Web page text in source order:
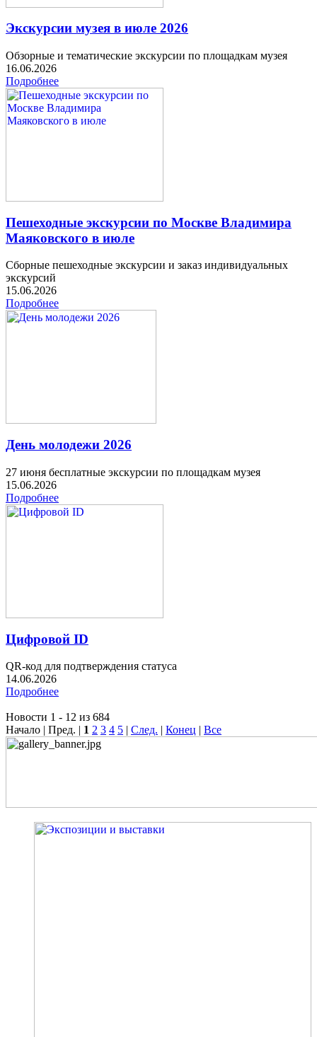
Экскурсии музея в июле 2026
Обзорные и тематические экскурсии по площадкам музея
16.06.2026
Подробнее
Пешеходные экскурсии по Москве Владимира
Маяковского в июле
Сборные пешеходные экскурсии и заказ индивидуальных
экскурсий
15.06.2026
Подробнее
День молодежи 2026
27 июня бесплатные экскурсии по площадкам музея
15.06.2026
Подробнее
Цифровой ID
QR-код для подтверждения статуса
14.06.2026
Подробнее
Новости 1 - 12 из 684
Начало | Пред. | 1 2 3 4 5 | След. | Конец | Все